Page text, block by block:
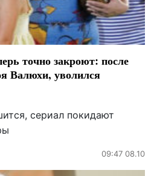
точно закроют: после
Валюхи, уволился
сериал покидают
09:47 08.10